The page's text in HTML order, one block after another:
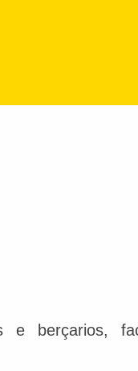
berçarios,